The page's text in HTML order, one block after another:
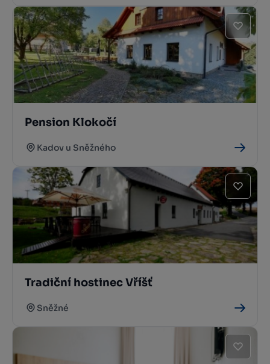
Pension Klokočí
Kadov u Sněžného
Tradiční hostinec Vříšť
Sněžné